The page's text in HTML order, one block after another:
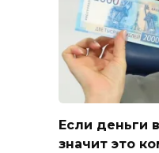
Если деньги
значит это